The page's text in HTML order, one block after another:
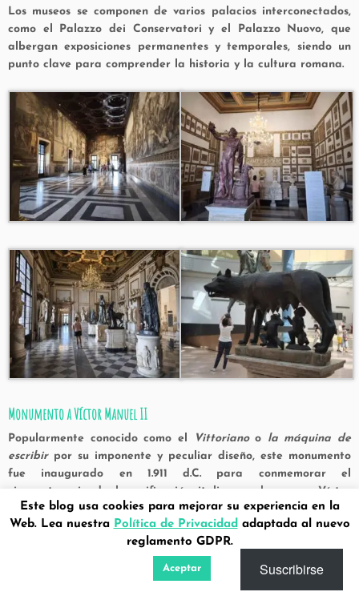
Los museos se componen de varios palacios interconectados,
como el Palazzo dei Conservatori y el Palazzo Nuovo, que
albergan exposiciones permanentes y temporales, siendo un
punto clave para comprender la historia y la cultura romana.
Monumento a Víctor Manuel II
Popularmente conocido como el Vittoriano o la máquina de
escribirpor su imponente y peculiar diseño, este monumento
fue inaugurado en 1.911 d.C. para conmemorar el
cincuentenario de la unificación italiana y honrar a Víctor
Manuel II, primer rey de Italia tras la unificación en 1.861 d.C.
Situado en la céntrica Piazza Venezia, el edificio combina
elementos neoclásicos y escultóricos monumentales, con
escalinatas, columnas corintias y amplias terrazas. En su
, donde se encuentra la
Este blog usa cookies para mejorar su experiencia en la
Web. Lea nuestra Política de Privacidadadaptada al nuevo
reglamento GDPR.
Aceptar Suscribirse